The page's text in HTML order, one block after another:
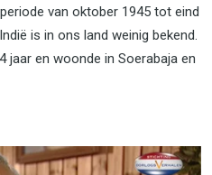
van oktober 1945 tot eind
is in ons land weinig bekend.
jaar en woonde in Soerabaja en